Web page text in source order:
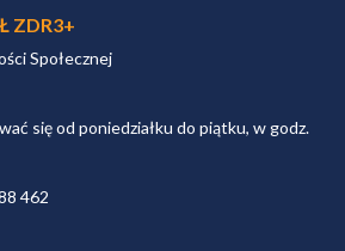
ZDR3+
Społecznej
się od poniedziałku do piątku, w godz.
462